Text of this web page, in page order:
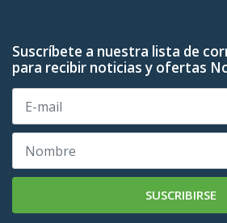
Suscríbete a nuestra lista de
para recibir noticias y ofertas
SUSCRIBIRSE